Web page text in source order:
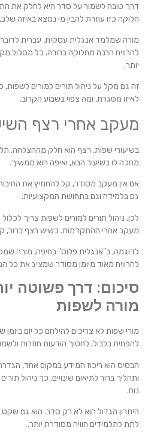
דרך טובה לשמור על סדר היא לחלק את
חלוקה כזו עוזרת להבין מי נמצא באיזה
מורה שמלמד אנגלית עסקית, עברית
להרוויח הרבה מחלוקה ברורה. כל מסלול
יותר.
זה גם מקל על ניהול תורים למורים לשפות,
לאיזו מסגרת, ומה צפוי בשבוע הקרוב.
מעקב אחרי רצף
בשיעורי שפות, רצף הוא חלק מההצלחה.
מחכה לו בשיעור הבא, ואיפה הוא ממשיך.
אם אין מעקב מסודר, קל להחמיץ את
גם בלמידה וגם בתחושת המקצועיות.
לכן, ניהול תורים למורים לשפות צריך
מעקב אחרי ההתקדמות. כשיש רצף ברור,
לדוגמה, ב"אנגלית פלוס" בחיפה, מורה
להרוויח מאוד מיומן מסודר שמציג את כל
סיכום: דרך פשוטה
מורה לשפות
מורי שפות לא צריכים להילחם כל יום
להפחית בלבול, לחסוך הודעות חוזרות
הבסיס הוא ריכוז המידע במקום אחד,
ותהליך ברור לתיאום שינויים. כך ניהול
נוח.
היתרון הגדול הוא לא רק סדר. הוא גם שקט
לתת לתלמידים חוויה מסודרת יותר.